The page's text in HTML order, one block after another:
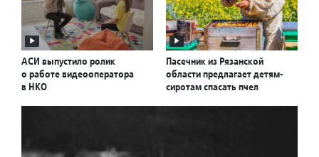
АСИ выпустило ролик
о работе видеооператора
в НКО
Пасечник из Рязанской
области предлагает детям-
сиротам спасать пчел